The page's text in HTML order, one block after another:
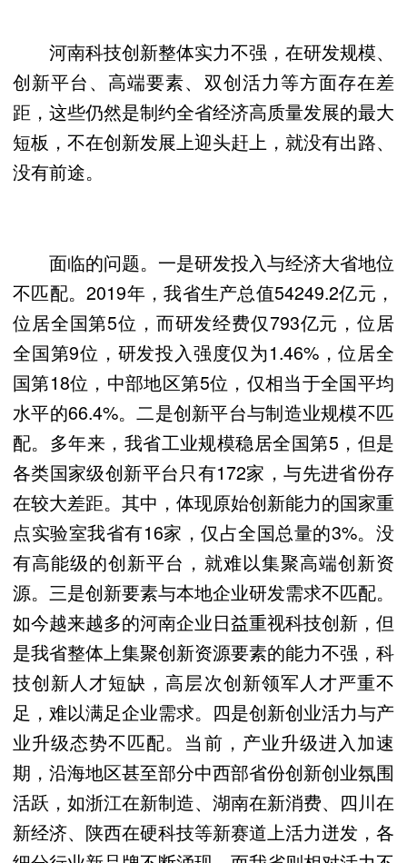
河南科技创新整体实力不强，在研发规模、
创新平台、高端要素、双创活力等方面存在差
距，这些仍然是制约全省经济高质量发展的最大
短板，不在创新发展上迎头赶上，就没有出路、
没有前途。
面临的问题。一是研发投入与经济大省地位
不匹配。2019年，我省生产总值54249.2亿元，
位居全国第5位，而研发经费仅793亿元，位居
全国第9位，研发投入强度仅为1.46%，位居全
国第18位，中部地区第5位，仅相当于全国平均
水平的66.4%。二是创新平台与制造业规模不匹
配。多年来，我省工业规模稳居全国第5，但是
各类国家级创新平台只有172家，与先进省份存
在较大差距。其中，体现原始创新能力的国家重
点实验室我省有16家，仅占全国总量的3%。没
有高能级的创新平台，就难以集聚高端创新资
源。三是创新要素与本地企业研发需求不匹配。
如今越来越多的河南企业日益重视科技创新，但
是我省整体上集聚创新资源要素的能力不强，科
技创新人才短缺，高层次创新领军人才严重不
足，难以满足企业需求。四是创新创业活力与产
业升级态势不匹配。当前，产业升级进入加速
期，沿海地区甚至部分中西部省份创新创业氛围
活跃，如浙江在新制造、湖南在新消费、四川在
新经济、陕西在硬科技等新赛道上活力迸发，各